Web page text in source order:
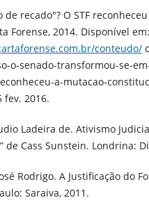
de recado"? O STF
Forense, 2014. Disponível em:
conteudo/
o-senado-transformou-se-
a-mutacao-
fev. 2016.
Ladeira de. Ativismo
de Cass Sunstein. Londrina:
Rodrigo. A Justificação do
Saraiva, 2011.